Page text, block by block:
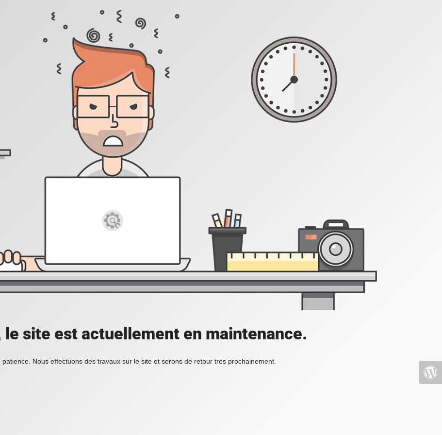
le site est actuellement en maintenance.
patience. Nous effectuons des travaux sur le site et serons de retour très prochainement.